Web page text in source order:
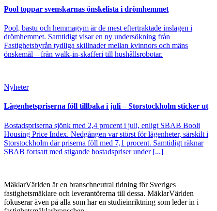
Pool toppar svenskarnas önskelista i drömhemmet
Pool, bastu och hemmagym är de mest eftertraktade inslagen i
drömhemmet. Samtidigt visar en ny undersökning från
Fastighetsbyrån tydliga skillnader mellan kvinnors och mäns
önskemål – från walk-in-skafferi till hushållsrobotar.
Nyheter
Lägenhetspriserna föll tillbaka i juli – Storstockholm sticker ut
Bostadspriserna sjönk med 2,4 procent i juli, enligt SBAB Booli
Housing Price Index. Nedgången var störst för lägenheter, särskilt i
Storstockholm där priserna föll med 7,1 procent. Samtidigt räknar
SBAB fortsatt med stigande bostadspriser under [...]
MäklarVärlden är en branschneutral tidning för Sveriges
fastighetsmäklare och leverantörerna till dessa. MäklarVärlden
fokuserar även på alla som har en studieinriktning som leder in i